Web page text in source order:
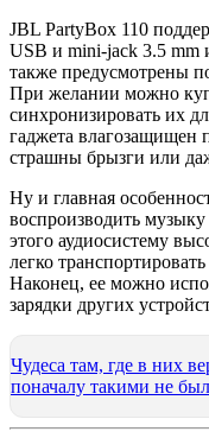
JBL PartyBox 110
USB и mini-jack 3.5 mm
также предусмотрены
При желании можно
синхронизировать их
гаджета влагозащищен
страшны брызги или
Ну и главная
воспроизводить
этого аудиосистему
легко
Наконец, ее можно
зарядки других
Чудеса там, где в них
поначалу такими не